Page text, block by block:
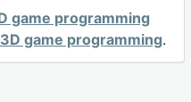
game programming
3D game programming.